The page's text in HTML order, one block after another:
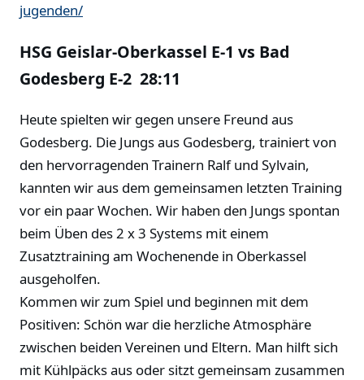
jugenden/
HSG Geislar-Oberkassel E-1 vs Bad
Godesberg E-2 28:11
Heute spielten wir gegen unsere Freund aus
Godesberg. Die Jungs aus Godesberg, trainiert von
den hervorragenden Trainern Ralf und Sylvain,
kannten wir aus dem gemeinsamen letzten Training
vor ein paar Wochen. Wir haben den Jungs spontan
beim Üben des 2 x 3 Systems mit einem
Zusatztraining am Wochenende in Oberkassel
ausgeholfen.
Kommen wir zum Spiel und beginnen mit dem
Positiven: Schön war die herzliche Atmosphäre
zwischen beiden Vereinen und Eltern. Man hilft sich
mit Kühlpäcks aus oder sitzt gemeinsam zusammen